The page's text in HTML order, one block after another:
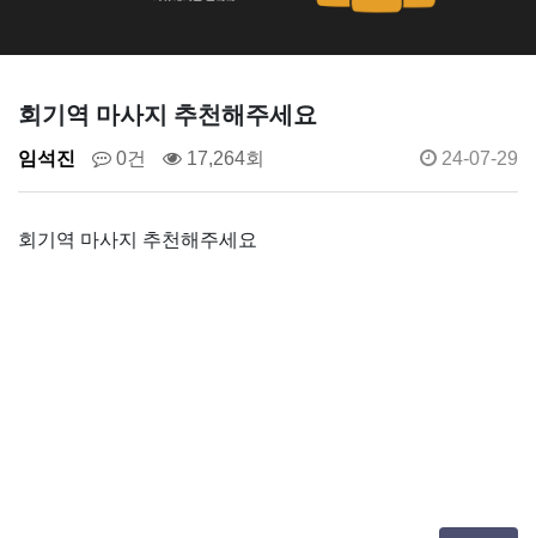
회기역 마사지 추천해주세요
임석진 0건 17,264회 24-07-29
회기역 마사지 추천해주세요